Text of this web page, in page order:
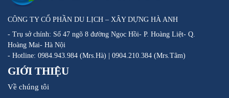
CÔNG TY CỔ PHẦN DU LỊCH – XÂY DỰNG HÀ ANH
- Trụ sở chính: Số 47 ngõ 8 đường Ngọc Hồi- P. Hoàng Liệt- Q.
Hoàng Mai- Hà Nội
- Hotline: 0984.943.984 (Mrs.Hà) | 0904.210.384 (Mrs.Tâm)
GIỚI THIỆU
Về chúng tôi